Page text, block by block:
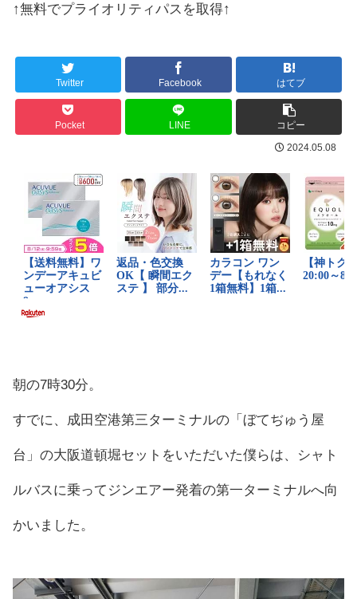
↑無料でプライオリティパスを取得↑
Twitter Facebook はてブ
Pocket LINE
コピー
2024.05.08
朝の7時30分。
すでに、成田空港第三ターミナルの「ぼてぢゅう屋
台」の大阪道頓堀セットをいただいた僕らは、シャト
ルバスに乗ってジンエアー発着の第一ターミナルへ向
かいました。